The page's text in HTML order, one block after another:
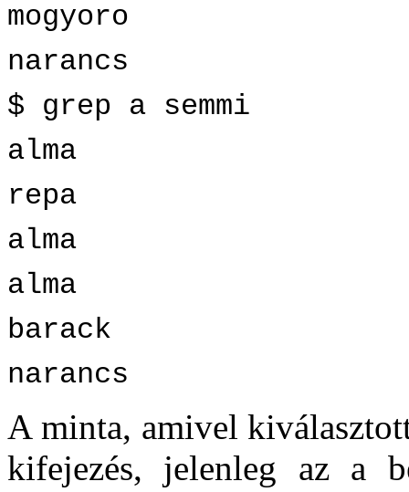
mogyoro
narancs
$ grep a semmi
alma
repa
alma
alma
barack
narancs
A minta, amivel
kifejezés, jelenleg az a